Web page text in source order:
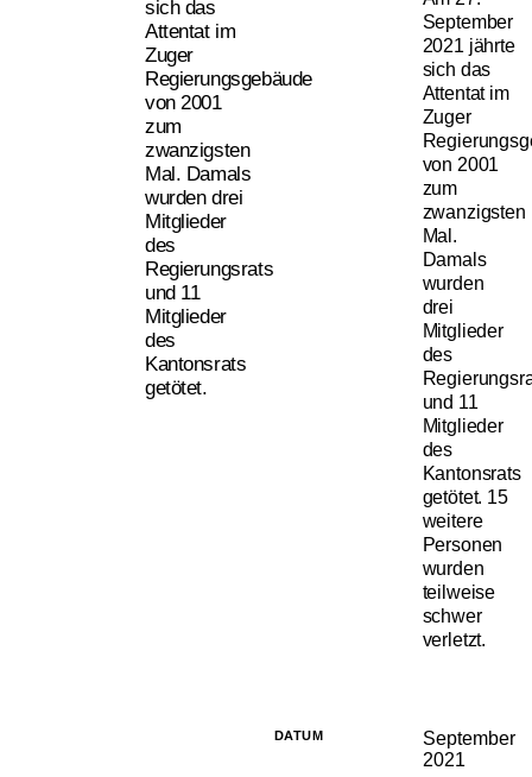
sich das
Attentat im
Zuger
Regierungsgebäude
von 2001
zum
zwanzigsten
Mal. Damals
wurden drei
Mitglieder
des
Regierungsrats
und 11
Mitglieder
des
Kantonsrats
getötet.
September
2021 jährte
sich das
Attentat im
Zuger
von 2001
zum
zwanzigsten
Mal.
Damals
wurden
drei
Mitglieder
des
und 11
Mitglieder
des
Kantonsrats
getötet. 15
weitere
Personen
wurden
teilweise
schwer
verletzt.
DATUM
September
2021